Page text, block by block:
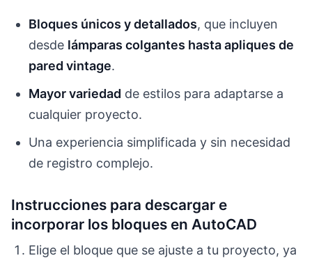
Bloques únicos y detallados, que incluyen
desde lámparas colgantes hasta apliques de
pared vintage.
Mayor variedad de estilos para adaptarse a
cualquier proyecto.
Una experiencia simplificada y sin necesidad
de registro complejo.
Instrucciones para descargar e
incorporar los bloques en AutoCAD
Elige el bloque que se ajuste a tu proyecto, ya